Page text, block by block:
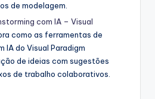
de modelagem.
com IA – Visual
como as ferramentas de
IA do Visual Paradigm
de ideias com sugestões
de trabalho colaborativos.